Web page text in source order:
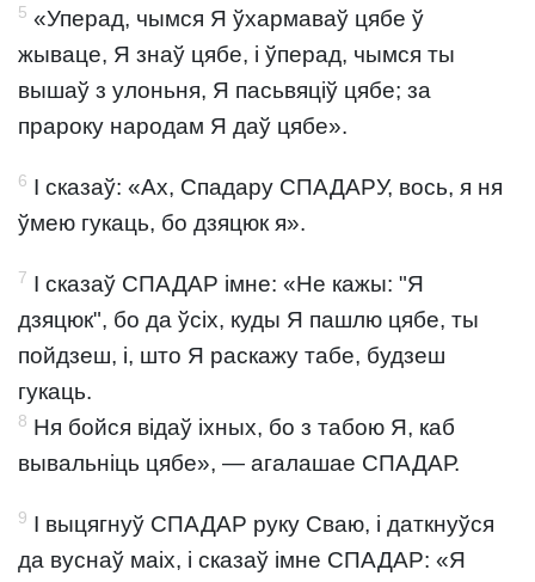
5 «Уперад, чымся Я ўхармаваў цябе ў
жываце, Я знаў цябе, і ўперад, чымся ты
вышаў з улоньня, Я пасьвяціў цябе; за
прароку народам Я даў цябе».
6 І сказаў: «Ах, Спадару СПАДАРУ, вось, я ня
ўмею гукаць, бо дзяцюк я».
7 І сказаў СПАДАР імне: «Не кажы: "Я
дзяцюк", бо да ўсіх, куды Я пашлю цябе, ты
пойдзеш, і, што Я раскажу табе, будзеш
гукаць.
8 Ня бойся відаў іхных, бо з табою Я, каб
вывальніць цябе», — агалашае СПАДАР.
9 І выцягнуў СПАДАР руку Сваю, і даткнуўся
да вуснаў маіх, і сказаў імне СПАДАР: «Я